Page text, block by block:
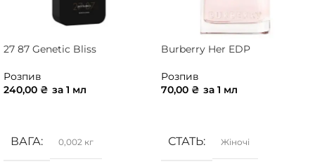
27 87 Genetic Bliss
Розпив
240,00 ₴ за 1 мл
ВАГА 0,002 кг
Burberry Her EDP
Розпив
70,00 ₴ за 1 мл
СТАТЬ Жіночі